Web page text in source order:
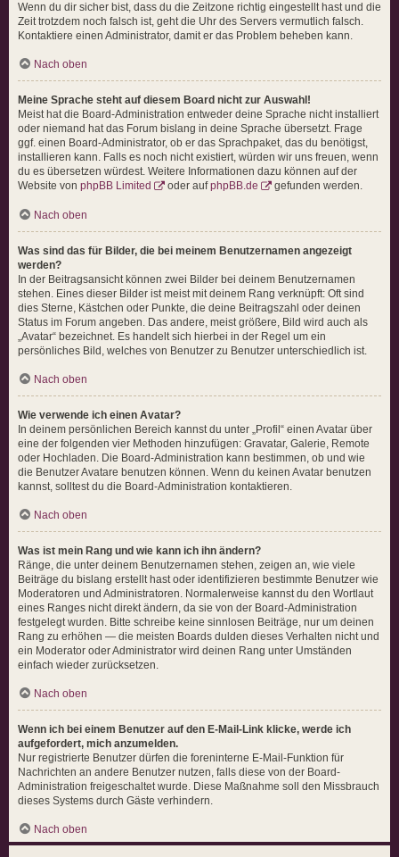
Wenn du dir sicher bist, dass du die Zeitzone richtig eingestellt hast und die
Zeit trotzdem noch falsch ist, geht die Uhr des Servers vermutlich falsch.
Kontaktiere einen Administrator, damit er das Problem beheben kann.
Nach oben
Meine Sprache steht auf diesem Board nicht zur Auswahl!
Meist hat die Board-Administration entweder deine Sprache nicht installiert
oder niemand hat das Forum bislang in deine Sprache übersetzt. Frage
ggf. einen Board-Administrator, ob er das Sprachpaket, das du benötigst,
installieren kann. Falls es noch nicht existiert, würden wir uns freuen, wenn
du es übersetzen würdest. Weitere Informationen dazu können auf der
Website von phpBB Limited oder aufphpBB.de gefunden werden.
Nach oben
Was sind das für Bilder, die bei meinem Benutzernamen angezeigt
werden?
In der Beitragsansicht können zwei Bilder bei deinem Benutzernamen
stehen. Eines dieser Bilder ist meist mit deinem Rang verknüpft: Oft sind
dies Sterne, Kästchen oder Punkte, die deine Beitragszahl oder deinen
Status im Forum angeben. Das andere, meist größere, Bild wird auch als
„Avatar“ bezeichnet. Es handelt sich hierbei in der Regel um ein
persönliches Bild, welches von Benutzer zu Benutzer unterschiedlich ist.
Nach oben
Wie verwende ich einen Avatar?
In deinem persönlichen Bereich kannst du unter „Profil“ einen Avatar über
eine der folgenden vier Methoden hinzufügen: Gravatar, Galerie, Remote
oder Hochladen. Die Board-Administration kann bestimmen, ob und wie
die Benutzer Avatare benutzen können. Wenn du keinen Avatar benutzen
kannst, solltest du die Board-Administration kontaktieren.
Nach oben
Was ist mein Rang und wie kann ich ihn ändern?
Ränge, die unter deinem Benutzernamen stehen, zeigen an, wie viele
Beiträge du bislang erstellt hast oder identifizieren bestimmte Benutzer wie
Moderatoren und Administratoren. Normalerweise kannst du den Wortlaut
eines Ranges nicht direkt ändern, da sie von der Board-Administration
festgelegt wurden. Bitte schreibe keine sinnlosen Beiträge, nur um deinen
Rang zu erhöhen — die meisten Boards dulden dieses Verhalten nicht und
ein Moderator oder Administrator wird deinen Rang unter Umständen
einfach wieder zurücksetzen.
Nach oben
Wenn ich bei einem Benutzer auf den E-Mail-Link klicke, werde ich
aufgefordert, mich anzumelden.
Nur registrierte Benutzer dürfen die foreninterne E-Mail-Funktion für
Nachrichten an andere Benutzer nutzen, falls diese von der Board-
Administration freigeschaltet wurde. Diese Maßnahme soll den Missbrauch
dieses Systems durch Gäste verhindern.
Nach oben